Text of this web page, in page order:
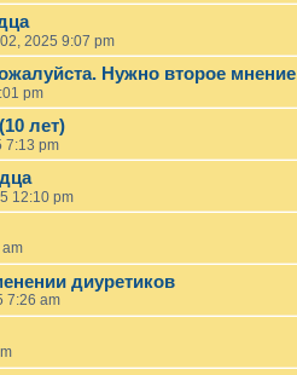
2025 9:07 pm
Нужно второе мнение
pm
лет)
7:13 pm
12:10 pm
am
диуретиков
7:26 am